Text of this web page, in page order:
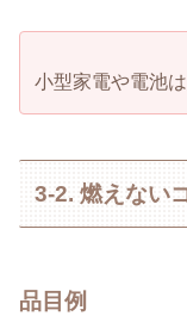
小型家電や電池
3-2. 燃えない
品目例